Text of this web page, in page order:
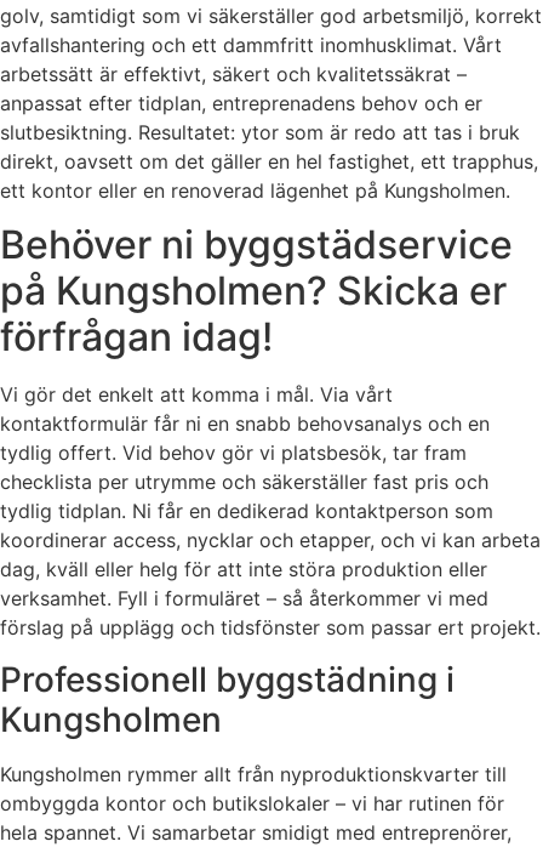
golv, samtidigt som vi säkerställer god arbetsmiljö, korrekt
avfallshantering och ett dammfritt inomhusklimat. Vårt
arbetssätt är effektivt, säkert och kvalitetssäkrat –
anpassat efter tidplan, entreprenadens behov och er
slutbesiktning. Resultatet: ytor som är redo att tas i bruk
direkt, oavsett om det gäller en hel fastighet, ett trapphus,
ett kontor eller en renoverad lägenhet på Kungsholmen.
Behöver ni byggstädservice
på Kungsholmen? Skicka er
förfrågan idag!
Vi gör det enkelt att komma i mål. Via vårt
kontaktformulär får ni en snabb behovsanalys och en
tydlig offert. Vid behov gör vi platsbesök, tar fram
checklista per utrymme och säkerställer fast pris och
tydlig tidplan. Ni får en dedikerad kontaktperson som
koordinerar access, nycklar och etapper, och vi kan arbeta
dag, kväll eller helg för att inte störa produktion eller
verksamhet. Fyll i formuläret – så återkommer vi med
förslag på upplägg och tidsfönster som passar ert projekt.
Professionell byggstädning i
Kungsholmen
Kungsholmen rymmer allt från nyproduktionskvarter till
ombyggda kontor och butikslokaler – vi har rutinen för
hela spannet. Vi samarbetar smidigt med entreprenörer,